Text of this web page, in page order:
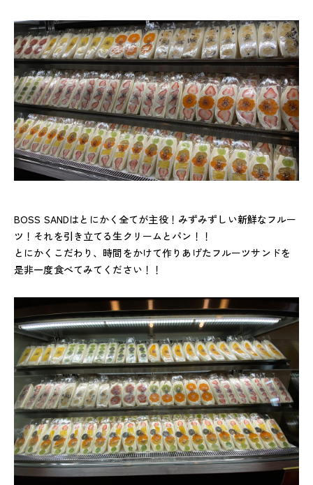
BOSS SANDはとにかく全てが主役！みずみずしい新鮮なフルー
ツ！それを引き立てる生クリームとパン！！
とにかくこだわり、時間をかけて作りあげたフルーツサンドを
是非一度食べてみてください！！